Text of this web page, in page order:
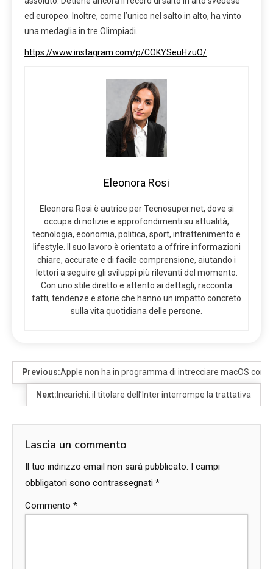
ed europeo. Inoltre, come l’unico nel salto in alto, ha vinto
una medaglia in tre Olimpiadi.
https://www.instagram.com/p/COKYSeuHzuO/
Eleonora Rosi
Eleonora Rosi è autrice per Tecnosuper.net, dove si
occupa di notizie e approfondimenti su attualità,
tecnologia, economia, politica, sport, intrattenimento e
lifestyle. Il suo lavoro è orientato a offrire informazioni
chiare, accurate e di facile comprensione, aiutando i
lettori a seguire gli sviluppi più rilevanti del momento.
Con uno stile diretto e attento ai dettagli, racconta
fatti, tendenze e storie che hanno un impatto concreto
sulla vita quotidiana delle persone.
Previous:Apple non ha in programma di intrecciare macOS con
Next: Incarichi: il titolare dell’Inter interrompe la trattativa
Lascia un commento
Il tuo indirizzo email non sarà pubblicato. I campi
obbligatori sono contrassegnati *
Commento *